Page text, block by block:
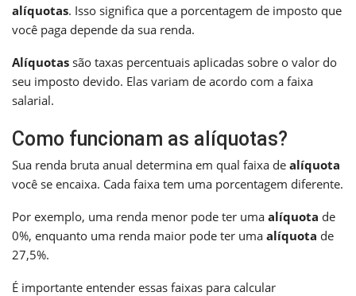
alíquotas. Isso significa que a porcentagem de imposto que
você paga depende da sua renda.
Alíquotas são taxas percentuais aplicadas sobre o valor do
seu imposto devido. Elas variam de acordo com a faixa
salarial.
Como funcionam as alíquotas?
Sua renda bruta anual determina em qual faixa de alíquota
você se encaixa. Cada faixa tem uma porcentagem diferente.
Por exemplo, uma renda menor pode ter uma alíquota de
0%, enquanto uma renda maior pode ter uma alíquota de
27,5%.
É importante entender essas faixas para calcular